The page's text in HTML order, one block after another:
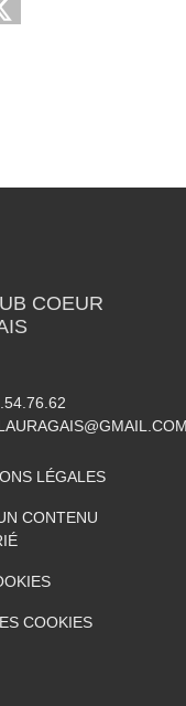
COEUR
LÉGALES
CONTENU
COOKIES